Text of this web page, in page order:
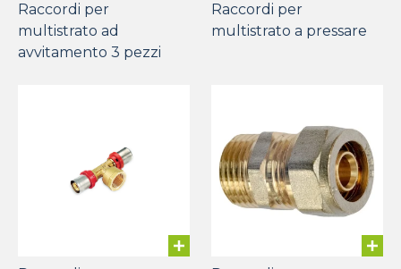
Raccordi per
multistrato ad
avvitamento 3 pezzi
Raccordi per
multistrato a pressare